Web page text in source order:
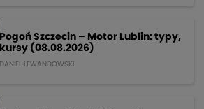
Pogoń Szczecin – Motor Lublin: typy,
kursy (08.08.2026)
DANIEL LEWANDOWSKI